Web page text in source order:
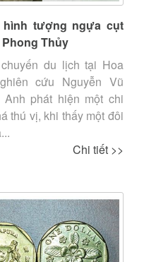
hình tượng ngựa cụt
Thủy
du lịch tại Hoa
cứu Nguyễn Vũ
Anh phát hiện một chi
thú vị, khi thấy một đôi
Chi tiết >>